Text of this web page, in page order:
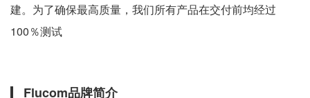
建。为了确保最高质量，我们所有产品在交付前均经过
100％测试
Flucom品牌简介